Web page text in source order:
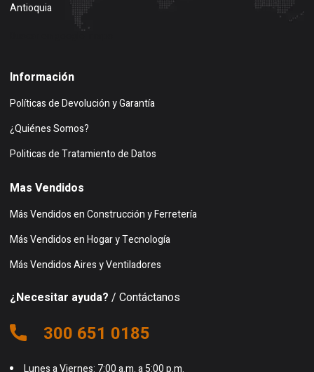
Antioquia
Información
Políticas de Devolución y Garantía
¿Quiénes Somos?
Politicas de Tratamiento de Datos
Mas Vendidos
Más Vendidos en Construcción y Ferretería
Más Vendidos en Hogar y Tecnología
Más Vendidos Aires y Ventiladores
¿Necesitar ayuda? / Contáctanos
300 651 0185
Lunes a Viernes: 7:00 a.m. a 5:00 p.m.